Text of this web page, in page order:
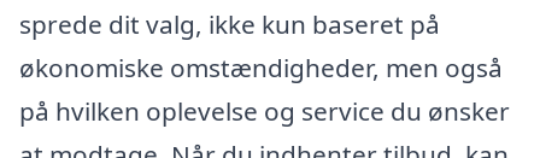
sprede dit valg, ikke kun baseret på
økonomiske omstændigheder, men også
på hvilken oplevelse og service du ønsker